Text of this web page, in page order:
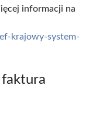
informacji na
krajowy-system-
faktura